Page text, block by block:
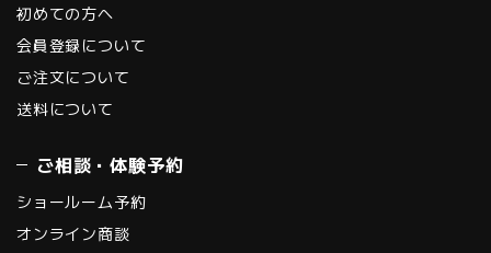
初めての方へ
会員登録について
ご注文について
送料について
ご相談・体験予約
ショールーム予約
オンライン商談